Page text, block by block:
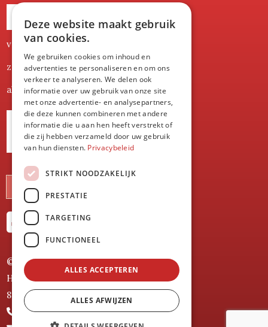
vrijdag
zaterdag
8:00-17.00
alle andere dagen gesloten
Blijf op de hoogte van onze
slachtdata
KLIK HIER
© Hoeveslagerij 't Lindebos
Hollebekestraat 21
8953 Heuvelland
+32 57 20 14 18
Deze website maakt gebruik
van cookies.
We gebruiken cookies om inhoud en
advertenties te personaliseren en om ons
verkeer te analyseren. We delen ook
informatie over uw gebruik van onze site
met onze advertentie- en analysepartners,
die deze kunnen combineren met andere
informatie die u aan hen heeft verstrekt of
die zij hebben verzameld door uw gebruik
van hun diensten. Privacybeleid
STRIKT NOODZAKELIJK
PRESTATIE
TARGETING
FUNCTIONEEL
ALLES ACCEPTEREN
ALLES AFWIJZEN